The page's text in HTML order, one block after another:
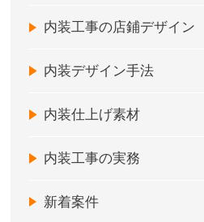
内装工事の店鋪デザイン
内装デザイン手法
内装仕上げ素材
内装工事の実務
新着案件